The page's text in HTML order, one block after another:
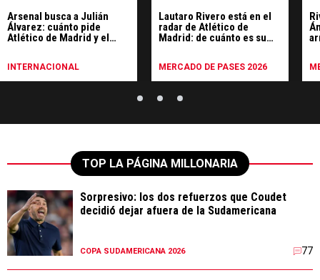
Arsenal busca a Julián
Álvarez: cuánto pide
Atlético de Madrid y el
INTERNACIONAL
Lautaro Rivero está en el
radar de Atlético de
Madrid: de cuánto es su
MERCADO DE PASES 2026
TOP LA PÁGINA MILLONARIA
Sorpresivo: los dos refuerzos que Coudet
decidió dejar afuera de la Sudamericana
COPA SUDAMERICANA 2026 77